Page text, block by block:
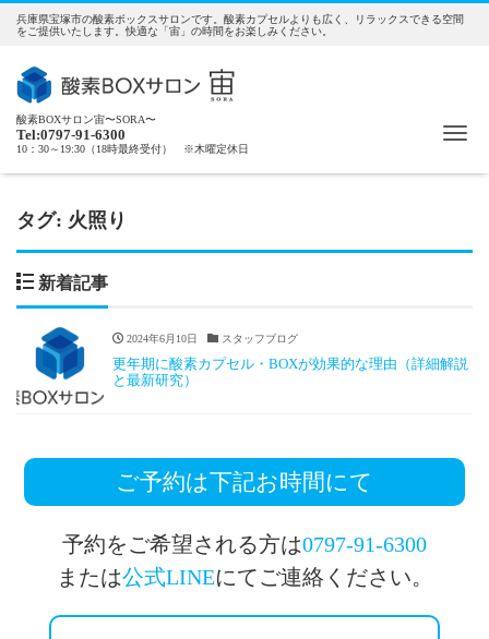
兵庫県宝塚市の酸素ボックスサロンです。酸素カプセルよりも広く、リラックスできる空間
をご提供いたします。快適な「宙」の時間をお楽しみください。
酸素BOXサロン宙〜SORA〜
Tel:0797-91-6300
10：30～19:30（18時最終受付） ※木曜定休日
タグ: 火照り
新着記事
2024年6月10日 スタッフブログ
更年期に酸素カプセル・BOXが効果的な理由（詳細解説
と最新研究）
ご予約は下記お時間にて
予約をご希望される方は0797-91-6300
または公式LINEにてご連絡ください。